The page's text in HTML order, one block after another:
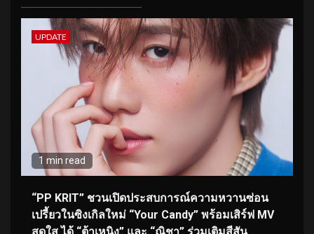
UPDATE
1 min read
“PP KRIT” ชวนเปิดประสบการณ์ความหวานซ่อน
เปรี้ยวในซิงเกิลใหม่ “Your Candy” พร้อมเสิร์ฟ MV
สดใส ได้ “ต้าเหนิง” และ “ณิชา” ร่วมเติมสีสัน